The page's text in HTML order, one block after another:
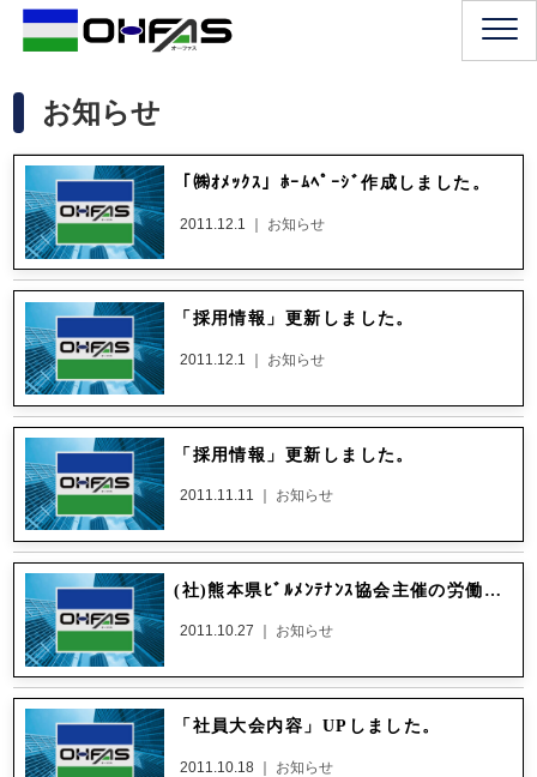
お知らせ
「㈱ｵﾒｯｸｽ」ﾎｰﾑﾍﾟｰｼﾞ作成しました。
2011.12.1 ｜ お知らせ
「採用情報」更新しました。
2011.12.1 ｜ お知らせ
「採用情報」更新しました。
2011.11.11 ｜ お知らせ
(社)熊本県ﾋﾞﾙﾒﾝﾃﾅﾝｽ協会主催の労働安全衛生大会において「安全標語2作品W受賞！」
2011.10.27 ｜ お知らせ
「社員大会内容」UPしました。
2011.10.18 ｜ お知らせ